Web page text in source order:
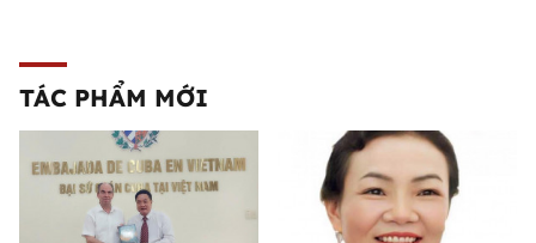
TÁC PHẨM MỚI